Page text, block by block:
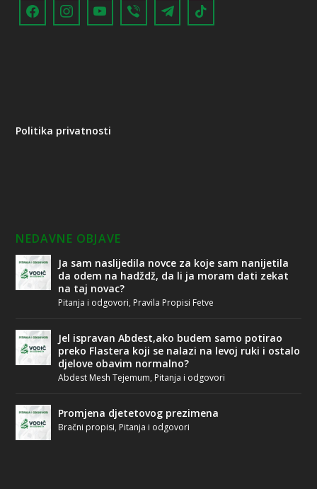
Politika privatnosti
NEDAVNE OBJAVE
Ja sam naslijedila novce za koje sam nanijetila
da odem na hadždž, da li ja moram dati zekat
na taj novac?
Pitanja i odgovori, Pravila Propisi Fetve
Jel ispravan Abdest,ako budem samo potirao
preko Flastera koji se nalazi na levoj ruki i ostalo
djelove obavim normalno?
Abdest Mesh Tejemum, Pitanja i odgovori
Promjena djetetovog prezimena
Bračni propisi, Pitanja i odgovori